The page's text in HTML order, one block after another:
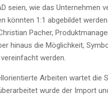
sei­en, wie das Unter­neh­men
könn­ten 1:1 abge­bil­det
Pacher,
hin­aus die Mög­lich­keit,
werden.
Arbei­ten war­tet die
wur­de der Import